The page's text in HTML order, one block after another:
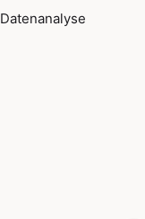
Datenanalyse